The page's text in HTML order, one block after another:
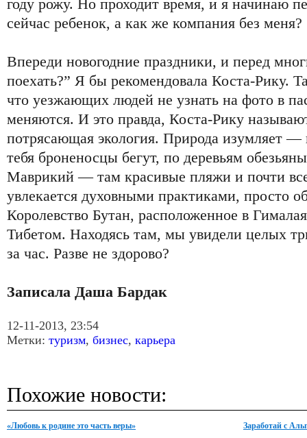
году рожу. Но проходит время, и я начинаю
сейчас ребенок, а как же компания без меня?
Впереди новогодние праздники, и перед
поехать?” Я бы рекомендовала Коста-Рику.
что уезжающих людей не узнать на фото в
меняются. И это правда, Коста-Рику
потрясающая экология. Природа изумляет
тебя броненосцы бегут, по деревьям
Маврикий — там красивые пляжи и почти
увлекается духовными практиками, просто
Королевство Бутан, расположенное в
Тибетом. Находясь там, мы увидели целых
за час. Разве не здорово?
Записала Даша Бардак
12-11-2013, 23:54
Метки: туризм, бизнес, карьера
Похожие новости:
«Любовь к родине это часть веры»
Заработай с